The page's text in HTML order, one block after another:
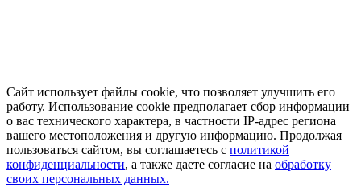
Сайт использует файлы cookie, что позволяет улучшить его
работу. Использование cookie предполагает сбор информации
о вас технического характера, в частности IP-адрес региона
вашего местоположения и другую информацию. Продолжая
пользоваться сайтом, вы соглашаетесь с политикой
конфиденциальности, а также даете согласие на обработку
своих персональных данных.